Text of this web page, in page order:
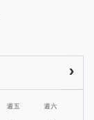
週五 週六